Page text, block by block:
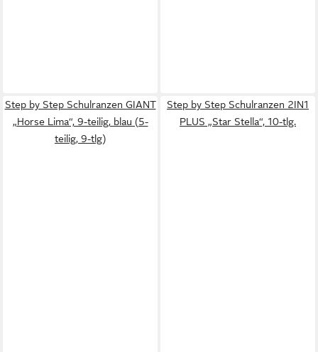
Step by Step Schulranzen GIANT
„Horse Lima“, 9-teilig, blau (5-
teilig, 9-tlg)
Step by Step Schulranzen 2IN1
PLUS „Star Stella“, 10-tlg.